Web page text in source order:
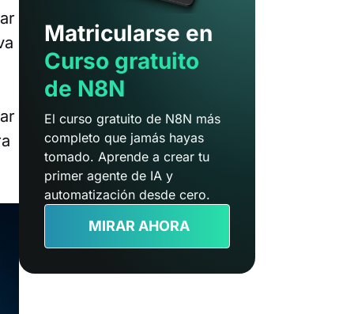
Matricularse en
Curso gratuito
de N8N
El curso gratuito de N8N más
completo que jamás hayas
tomado. Aprende a crear tu
primer agente de IA y
automatización desde cero.
MIRAR AHORA